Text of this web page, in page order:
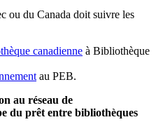
ou du Canada doit suivre les
canadienne à Bibliothèque
au PEB.
au réseau de
du prêt entre bibliothèques